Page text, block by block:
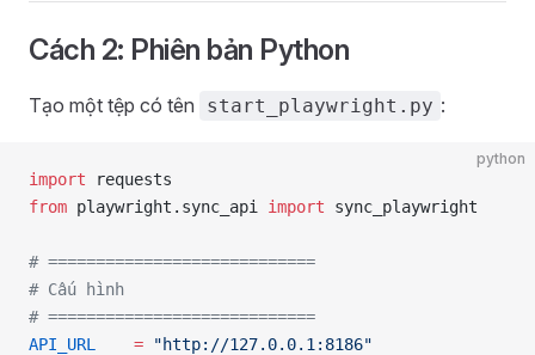
Cách 2: Phiên bản Python
Tạo một tệp có tên start_playwright.py :
python
import requests
from playwright.sync_api import sync_playwright
# ============================
# Cấu hình
# ============================
API_URL
    =
"http://127.0.0.1:8186"